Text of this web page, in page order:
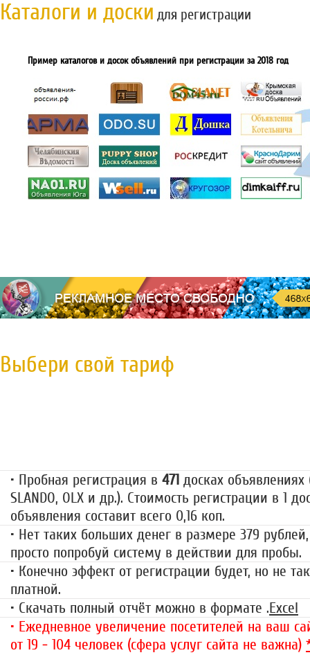
Каталоги и доски для регистрации
Пример каталогов и досок объявлений при регистрации за 2018 год
Выбери свой тариф
• Пробная регистрация в 471 досках объявлениях
SLANDO, OLX и др.). Стоимость регистрации в 1
объявления составит всего 0,16 коп.
• Нет таких больших денег в размере 379
просто попробуй систему в действии для пробы.
• Конечно эффект от регистрации будет, но не
платной.
• Скачать полный отчёт можно в формате .Excel
• Ежедневное увеличение посетителей на ваш
от 19 - 104 человек (сфера услуг сайта не важна)